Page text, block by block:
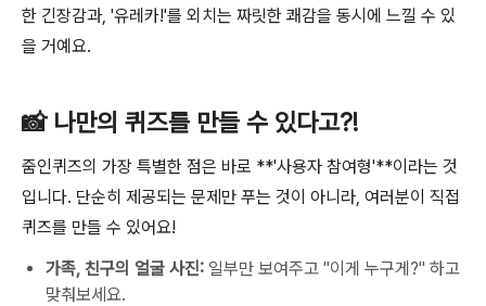
5z6G7S_rfDP5KwWLe1MzOZ5U_8z6nyS_
한 긴장감과, '유레카!'를 외치는 짜릿한 쾌감을 동시에 느낄 수 있
을 거예요.
📸 나만의 퀴즈를 만들 수 있다고?!
줌인퀴즈의 가장 특별한 점은 바로 **'사용자 참여형'**이라는 것
입니다. 단순히 제공되는 문제만 푸는 것이 아니라, 여러분이 직접
퀴즈를 만들 수 있어요!
가족, 친구의 얼굴 사진: 일부만 보여주고 "이게 누구게?" 하고
맞춰보세요.